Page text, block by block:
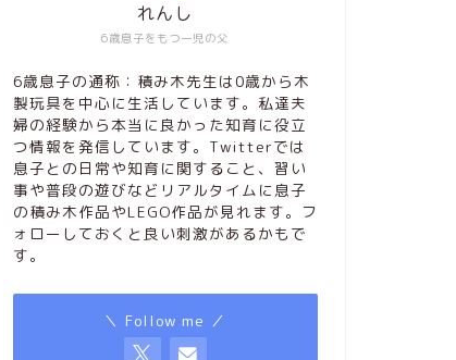
6歳息子をもつ一児の父
れんし
6歳息子の通称：積み木先生は0歳から木
製玩具を中心に生活しています。私達夫
婦の経験から本当に良かった知育に役立
つ情報を発信しています。Twitterでは
息子との日常や知育に関すること、習い
事や普段の遊びなどリアルタイムに息子
の積み木作品やLEGO作品が見れます。フ
ォローしておくと良い刺激があるかもで
す。
＼ Follow me ／